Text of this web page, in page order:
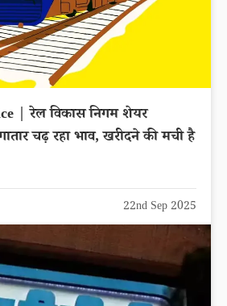
| रेल विकास निगम शेयर
चढ़ रहा भाव, खरीदने की मची है
22nd Sep 2025